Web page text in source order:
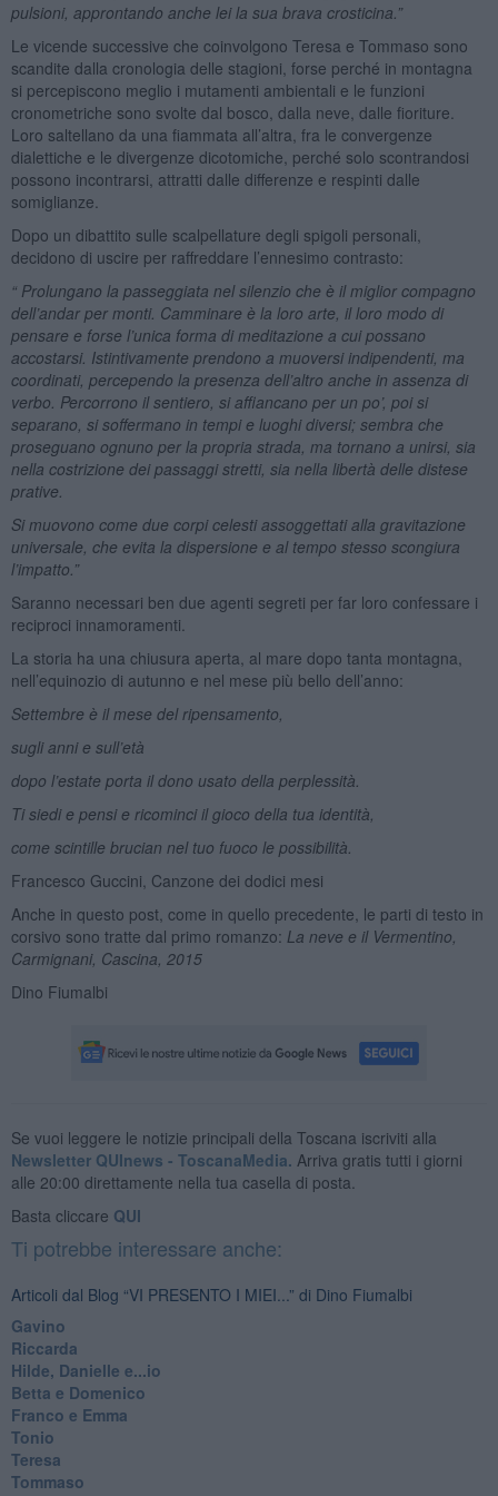
pulsioni, approntando anche lei la sua brava crosticina.”
Le vicende successive che coinvolgono Teresa e Tommaso sono
scandite dalla cronologia delle stagioni, forse perché in montagna
si percepiscono meglio i mutamenti ambientali e le funzioni
cronometriche sono svolte dal bosco, dalla neve, dalle fioriture.
Loro saltellano da una fiammata all’altra, fra le convergenze
dialettiche e le divergenze dicotomiche, perché solo scontrandosi
possono incontrarsi, attratti dalle differenze e respinti dalle
somiglianze.
Dopo un dibattito sulle scalpellature degli spigoli personali,
decidono di uscire per raffreddare l’ennesimo contrasto:
“ Prolungano la passeggiata nel silenzio che è il miglior compagno
dell’andar per monti. Camminare è la loro arte, il loro modo di
pensare e forse l’unica forma di meditazione a cui possano
accostarsi. Istintivamente prendono a muoversi indipendenti, ma
coordinati, percependo la presenza dell’altro anche in assenza di
verbo. Percorrono il sentiero, si affiancano per un po’, poi si
separano, si soffermano in tempi e luoghi diversi; sembra che
proseguano ognuno per la propria strada, ma tornano a unirsi, sia
nella costrizione dei passaggi stretti, sia nella libertà delle distese
prative.
Si muovono come due corpi celesti assoggettati alla gravitazione
universale, che evita la dispersione e al tempo stesso scongiura
l’impatto.”
Saranno necessari ben due agenti segreti per far loro confessare i
reciproci innamoramenti.
La storia ha una chiusura aperta, al mare dopo tanta montagna,
nell’equinozio di autunno e nel mese più bello dell’anno:
Settembre è il mese del ripensamento,
sugli anni e sull’età
dopo l’estate porta il dono usato della perplessità.
Ti siedi e pensi e ricominci il gioco della tua identità,
come scintille brucian nel tuo fuoco le possibilità.
Francesco Guccini, Canzone dei dodici mesi
Anche in questo post, come in quello precedente, le parti di testo in
corsivo sono tratte dal primo romanzo: La neve e il Vermentino,
Carmignani, Cascina, 2015
Dino Fiumalbi
Se vuoi leggere le notizie principali della Toscana iscriviti alla
Newsletter QUInews - ToscanaMedia. Arriva gratis tutti i giorni
alle 20:00 direttamente nella tua casella di posta.
Basta cliccare QUI
Ti potrebbe interessare anche:
Articoli dal Blog “VI PRESENTO I MIEI...” di Dino Fiumalbi
Gavino
Riccarda
Hilde, Danielle e...io
Betta e Domenico
​Franco e Emma
Tonio
Teresa
Tommaso